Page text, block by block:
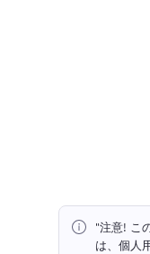
"注意! こ
は、個人